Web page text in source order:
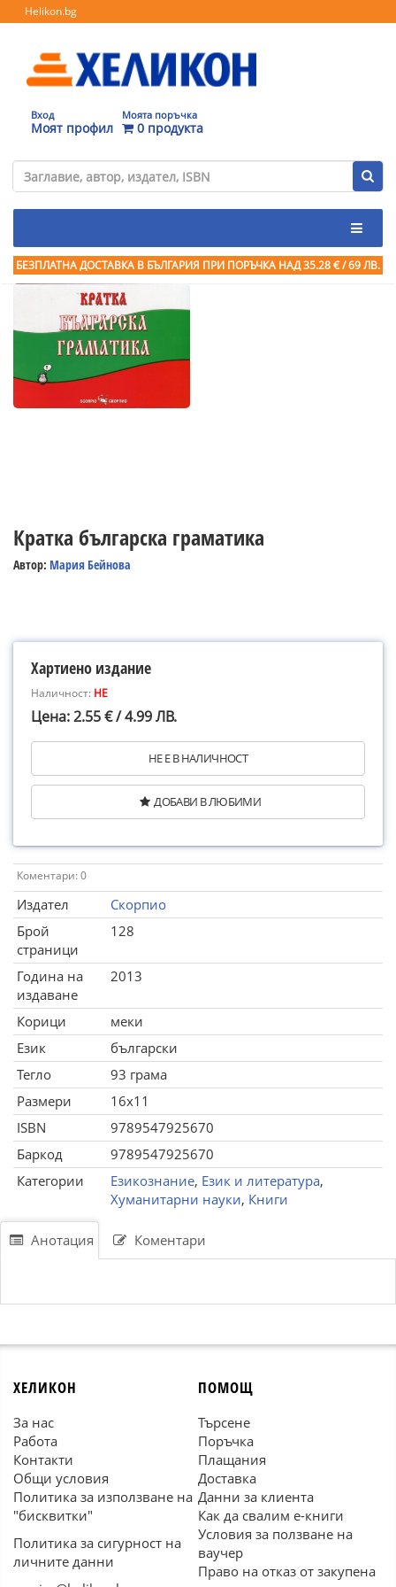
Helikon.bg
Вход
Моят профил
Моята поръчка
0 продукта
БЕЗПЛАТНА ДОСТАВКА В БЪЛГАРИЯ ПРИ ПОРЪЧКА НАД 35.28 € / 69 ЛВ.
Кратка българска граматика
Автор: Мария Бейнова
Хартиено издание
Наличност: НЕ
Цена: 2.55 € / 4.99 ЛВ.
НЕ Е В НАЛИЧНОСТ
ДОБАВИ В ЛЮБИМИ
Коментари: 0
Издател
Скорпио
Брой
страници
128
Година на
издаване
2013
Корици
меки
Език
български
Тегло
93 грама
Размери
16x11
ISBN
9789547925670
Баркод
9789547925670
Категории
Езикознание, Език и литература,
Хуманитарни науки, Книги
Анотация Коментари
ХЕЛИКОН
За нас
Работа
Контакти
Общи условия
Политика за използване на
"бисквитки"
Политика за сигурност на
личните данни
ПОМОЩ
Търсене
Поръчка
Плащания
Доставка
Данни за клиента
Как да свалим е-книги
Условия за ползване на
ваучер
Право на отказ от закупена